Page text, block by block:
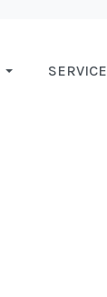
SERVICE